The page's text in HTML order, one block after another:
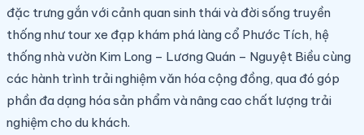
đặc trưng gắn với cảnh quan sinh thái và đời sống truyền
thống như tour xe đạp khám phá làng cổ Phước Tích, hệ
thống nhà vườn Kim Long – Lương Quán – Nguyệt Biều cùng
các hành trình trải nghiệm văn hóa cộng đồng, qua đó góp
phần đa dạng hóa sản phẩm và nâng cao chất lượng trải
nghiệm cho du khách.